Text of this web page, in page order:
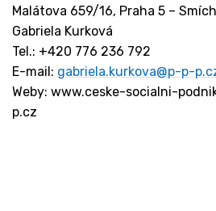
Malátova 659/16, Praha 5 –
Gabriela Kurková
Tel.: +420 776 236 792
E-mail: gabriela.kurkova@p-p-
Weby: www.ceske-socialni-
p.cz